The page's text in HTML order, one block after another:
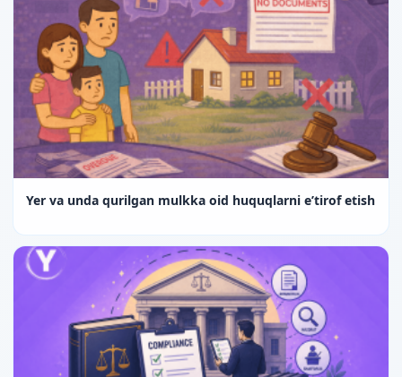
Yer va unda qurilgan mulkka oid huquqlarni e’tirof etish